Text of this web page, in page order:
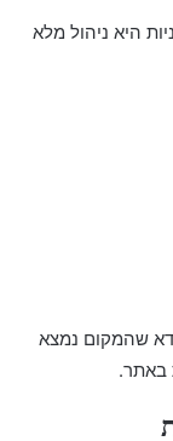
היא ניהול מלא
שהמקום נמצא
באתר.